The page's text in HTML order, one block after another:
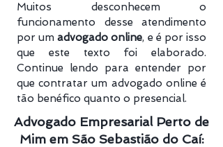
Muitos desconhecem o
funcionamento desse atendimento
por umadvogado online, e é por isso
que este texto foi elaborado.
Continue lendo para entender por
que contratar um advogado online é
tão benéfico quanto o presencial.
Advogado Empresarial Perto de
Mim em São Sebastião do Caí: